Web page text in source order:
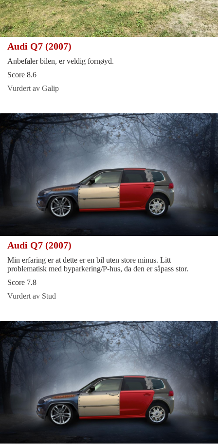
Audi Q7 (2007)
Anbefaler bilen, er veldig fornøyd.
Score 8.6
Vurdert av Galip
Audi Q7 (2007)
Min erfaring er at dette er en bil uten store minus. Litt
problematisk med byparkering/P-hus, da den er såpass stor.
Score 7.8
Vurdert av Stud